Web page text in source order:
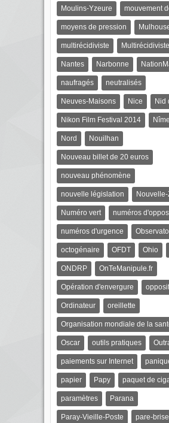
Moulins-Yzeure mouvement
moyens de pression
multirécidiviste
Nantes Narbonne
naufragés neutralisés
Neuves-Maisons Nice Nid
Nikon Film Festival 2014
Nord Nouilhan
Nouveau billet de 20 euros
nouveau phénomène
nouvelle législation
Numéro vert numéros
numéros d'urgence
octogénaire OFDT Ohio
ONDRP OnTeManipule.fr
Opération d'envergure
Ordinateur oreillette
Organisation mondiale de la
Oscar outils pratiques
paiements sur Internet
papier Papy paquet de
paramètres Parana
Paray-Vieille-Poste pare-brise